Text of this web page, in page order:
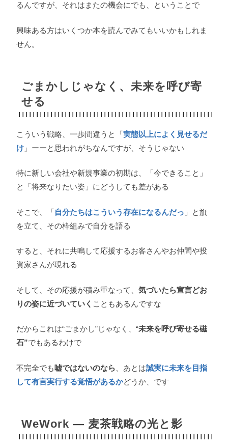
るんですが、それはまたの機会にでも、ということで
興味ある方はいくつか本を読んでみてもいいかもしれま
せん。
ごまかしじゃなく、未来を呼び寄
せる
こういう戦略、一歩間違うと「実態以上によく見せるだ
け 」ーーと思われがちなんですが、そうじゃない
特に新しい会社や新規事業の初期は、「今できること」
と「将来なりたい姿」にどうしても差がある
そこで、「自分たちはこういう存在になるんだっ 」と旗
を立て、その枠組みで自分を語る
すると、それに共鳴して応援するお客さんやお仲間や投
資家さんが現れる
そして、その応援が積み重なって、気づいたら宣言どお
りの姿に近づいていく こともあるんですな
だからこれは“ごまかし”じゃなく、“未来を呼び寄せる磁
石”でもあるわけで
不完全でも嘘ではないのなら 、あとは誠実に未来を目指
して有言実行する覚悟があるかどうか、です
WeWork ― 麦茶戦略の光と影